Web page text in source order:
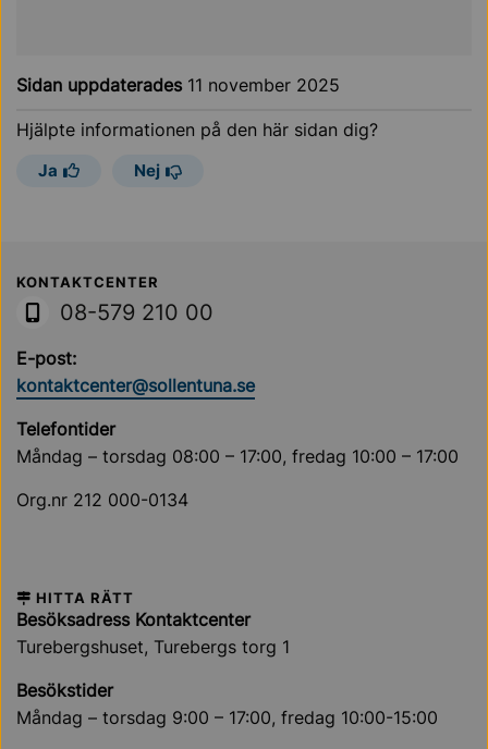
Sidan uppdaterades 11 november 2025
Hjälpte informationen på den här sidan dig?
Ja Nej
Sollentuna Kommun
KONTAKTCENTER
08-579 210 00
E-post:
kontaktcenter@sollentuna.se
Telefontider
Måndag – torsdag 08:00 – 17:00, fredag 10:00 – 17:00
Org.nr 212 000-0134
HITTA RÄTT
Besöksadress Kontaktcenter
Turebergshuset, Turebergs torg 1
Besökstider
Måndag – torsdag 9:00 – 17:00, fredag 10:00-15:00